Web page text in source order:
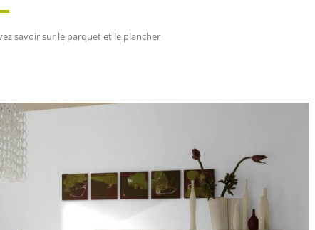
savoir sur le parquet et le plancher